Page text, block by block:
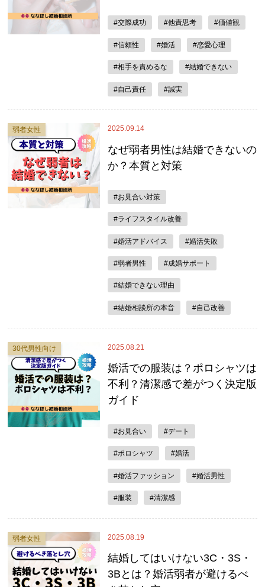
#交際成功 #他責思考 #価値観
#信頼性 #婚活 #恋愛心理
#相手を責めるな #結婚できない
#自己責任 #誠実
2025.09.14
弱者女性
なぜ弱者男性は結婚できないの
か？本質と対策
#お見合い対策
#ライフスタイル改善
#婚活アドバイス #婚活失敗
#弱者男性 #成婚サポート
#結婚できない理由
#結婚相談所の本音 #自己改善
2025.08.21
30代男性向け
婚活での服装は？ポロシャツは
不利？清潔感で差がつく決定版
ガイド
#お見合い #デート
#ポロシャツ #婚活
#婚活ファッション #婚活男性
#服装 #清潔感
2025.08.19
弱者女性
結婚してはいけない3C・3S・
3Bとは？婚活弱者が避けるべ